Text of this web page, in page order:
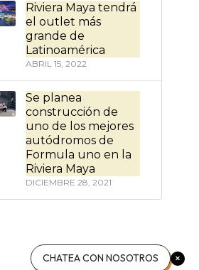
Riviera Maya tendrá
el outlet más
grande de
Latinoamérica
ABRIL 15, 2022
Se planea
construcción de
uno de los mejores
autódromos de
Formula uno en la
Riviera Maya
DICIEMBRE 28, 2021
CHATEA CON NOSOTROS